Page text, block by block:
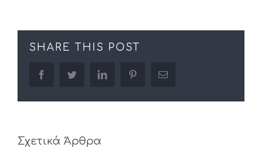
SHARE THIS POST
facebooktwitter linkedin pinterestEmail
Σχετικά Άρθρα